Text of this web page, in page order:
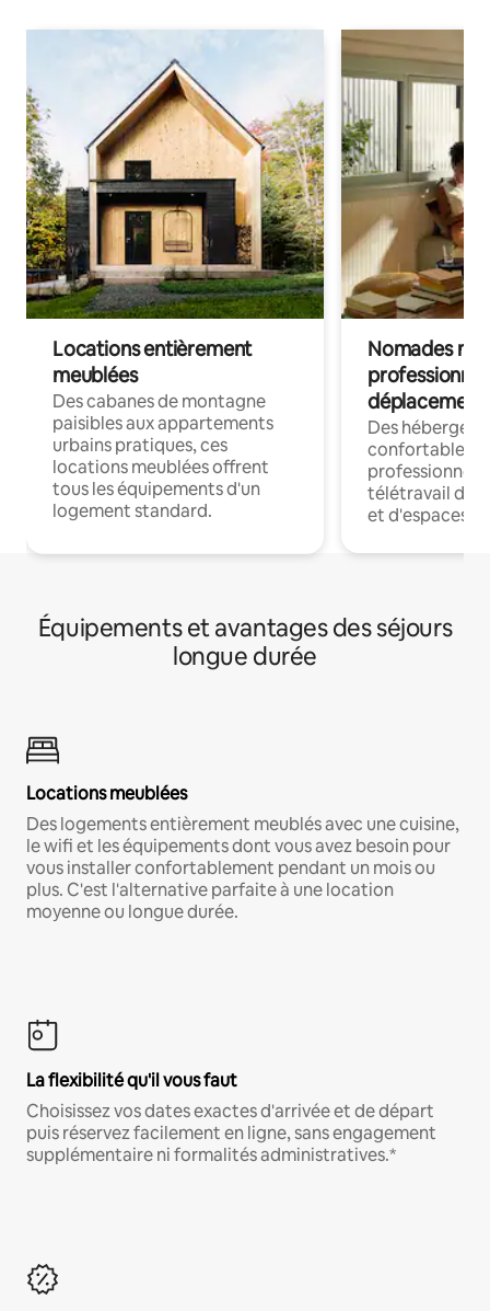
Locations entièrement
meublées
Des cabanes de montagne
paisibles aux appartements
urbains pratiques, ces
locations meublées offrent
tous les équipements d'un
logement standard.
Nomades
déplacement
Des
confortables
professionnels
télétravail
et d'espaces
Équipements et avantages des séjours
longue durée
Locations meublées
Des logements entièrement meublés avec une cuisine,
le wifi et les équipements dont vous avez besoin pour
vous installer confortablement pendant un mois ou
plus. C'est l'alternative parfaite à une location
moyenne ou longue durée.
La flexibilité qu'il vous faut
Choisissez vos dates exactes d'arrivée et de départ
puis réservez facilement en ligne, sans engagement
supplémentaire ni formalités administratives.*